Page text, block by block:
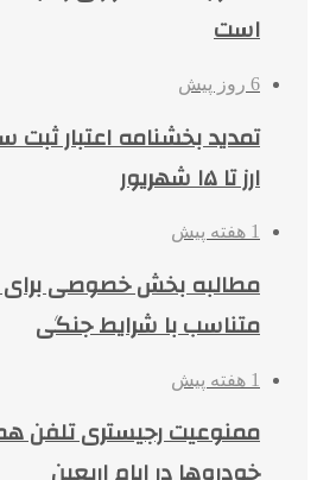
است
6 روز پیش
تمدید بخشنامه اعتبار
ارز تا ۱۵ شهریور
1 هفته پیش
مطالبه بخش خصوصی برای
متناسب با شرایط جنگی
1 هفته پیش
ممنوعیت رجیستری تلفن